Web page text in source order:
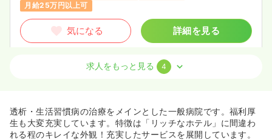
月給25万円以上可
気になる 詳細を見る
オペ室(手術室)正・准看護師
給与 25.2万円/月 賞与2回
※経験5年の例
求人をもっと見る 4
透析・生活習慣病の治療をメインとした一般病院です。福利厚
生も大変充実しています。特徴は「リッチなホテル」に間違わ
れる程のキレイな外観！充実したサービスを展開しています。